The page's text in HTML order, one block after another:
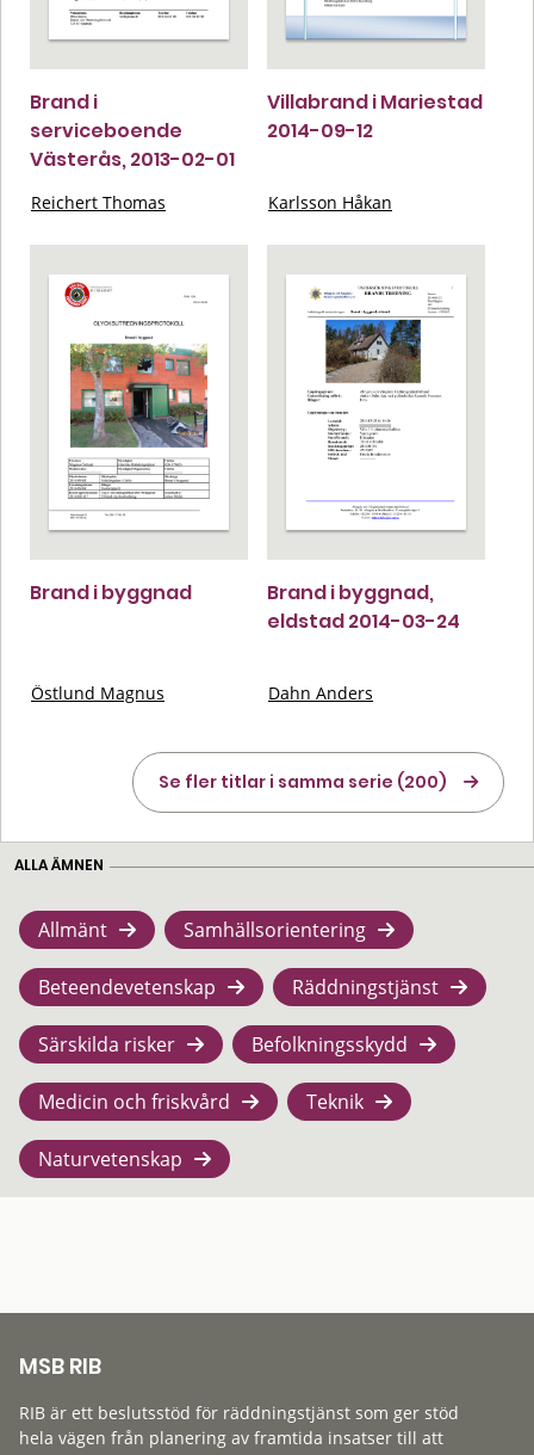
Brand i
serviceboende
Västerås, 2013-02-01
Reichert Thomas
Villabrand i Mariestad
2014-09-12
Karlsson Håkan
Brand i byggnad
Östlund Magnus
Brand i byggnad,
eldstad 2014-03-24
Dahn Anders
Se fler titlar i samma serie (200)
ALLA ÄMNEN
Allmänt Samhällsorientering
Beteendevetenskap Räddningstjänst
Särskilda risker Befolkningsskydd
Medicin och friskvård Teknik
Naturvetenskap
MSB RIB
RIB är ett beslutsstöd för räddningstjänst som ger stöd
hela vägen från planering av framtida insatser till att